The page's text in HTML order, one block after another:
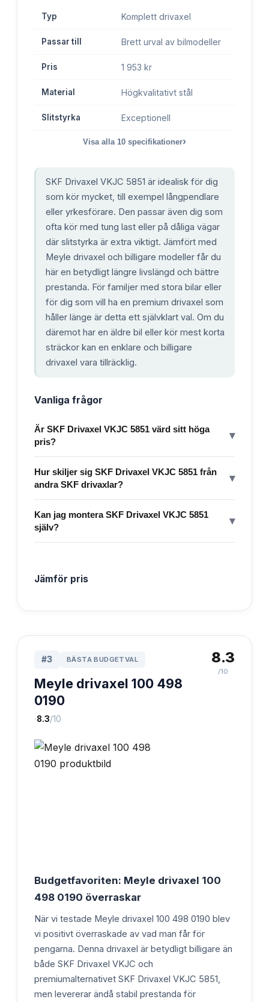
Typ Komplett drivaxel
Passar till Brett urval av bilmodeller
Pris 1 953 kr
Material Högkvalitativt stål
Slitstyrka Exceptionell
Visa alla 10 specifikationer›
SKF Drivaxel VKJC 5851 är idealisk för dig
som kör mycket, till exempel långpendlare
eller yrkesförare. Den passar även dig som
ofta kör med tung last eller på dåliga vägar
där slitstyrka är extra viktigt. Jämfört med
Meyle drivaxel och billigare modeller får du
här en betydligt längre livslängd och bättre
prestanda. För familjer med stora bilar eller
för dig som vill ha en premium drivaxel som
håller länge är detta ett självklart val. Om du
däremot har en äldre bil eller kör mest korta
sträckor kan en enklare och billigare
drivaxel vara tillräcklig.
Vanliga frågor
Är SKF Drivaxel VKJC 5851 värd sitt höga
pris?
▾
Hur skiljer sig SKF Drivaxel VKJC 5851 från
andra SKF drivaxlar?
▾
Kan jag montera SKF Drivaxel VKJC 5851
själv?
▾
Jämför pris
#3 BÄSTA BUDGETVAL
Meyle drivaxel 100 498
0190
·8.3/10
8.3
/10
Budgetfavoriten: Meyle drivaxel 100
498 0190 överraskar
När vi testade Meyle drivaxel 100 498 0190 blev
vi positivt överraskade av vad man får för
pengarna. Denna drivaxel är betydligt billigare än
både SKF Drivaxel VKJC och
premiumalternativet SKF Drivaxel VKJC 5851,
men levererar ändå stabil prestanda för